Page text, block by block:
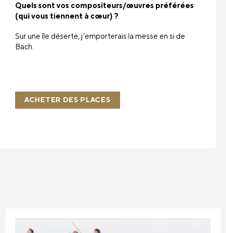
Quels sont vos compositeurs/œuvres préférées
(qui vous tiennent à cœur) ?
Sur une île déserte, j’emporterais la messe en si de
Bach.
ACHETER DES PLACES